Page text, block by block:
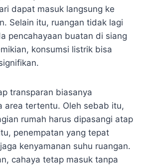
dapat masuk langsung ke
Selain itu, ruangan tidak lagi
pencahayaan buatan di siang
konsumsi listrik bisa
transparan biasanya
area tertentu. Oleh sebab itu,
rumah harus dipasangi atap
penempatan yang tepat
kenyamanan suhu ruangan.
cahaya tetap masuk tanpa